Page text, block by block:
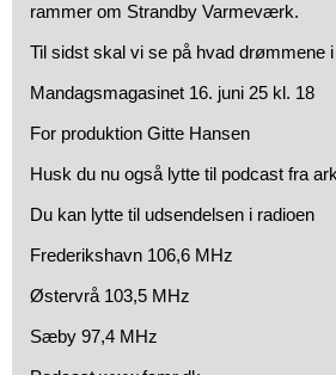
rammer om Strandby Varmeværk.
Til sidst skal vi se på hvad drømmene
Mandagsmagasinet 16. juni 25 kl. 18
For produktion Gitte Hansen
Husk du nu også lytte til podcast fra
Du kan lytte til udsendelsen i radioen
Frederikshavn 106,6 MHz
Østervrå 103,5 MHz
Sæby 97,4 MHz